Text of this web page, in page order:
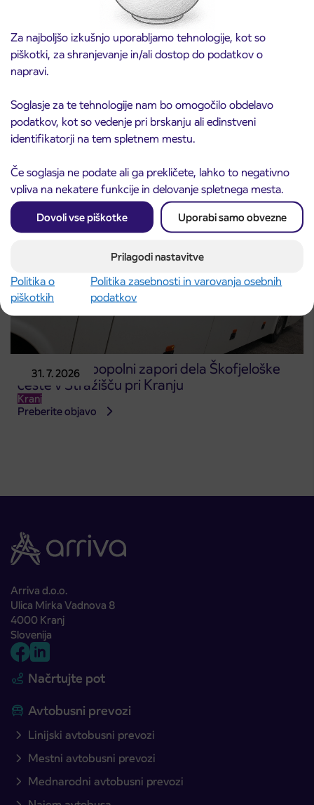
Za najboljšo izkušnjo uporabljamo tehnologije, kot so
piškotki, za shranjevanje in/ali dostop do podatkov o
napravi.
Soglasje za te tehnologije nam bo omogočilo obdelavo
podatkov, kot so vedenje pri brskanju ali edinstveni
identifikatorji na tem spletnem mestu.
Če soglasja ne podate ali ga prekličete, lahko to negativno
vpliva na nekatere funkcije in delovanje spletnega mesta.
Dovoli vse piškotke Uporabi samo obvezne
Prilagodi nastavitve
Politika o
piškotkih
Politika zasebnosti in varovanja osebnih
podatkov
3. 8. 2026
Obvestilo o popolni zapori ceste
ČEŠNJEVEK – TRATA
Kranj
31. 7. 2026
Obvestilo o popolni zapori dela Škofjeloške
ceste v Stražišču pri Kranju
Kranj
Preberite objavo
Arriva d.o.o.
Ulica Mirka Vadnova 8
4000 Kranj
Slovenija
Načrtujte pot
Avtobusni prevozi
Linijski avtobusni prevozi
Mestni avtobusni prevozi
Mednarodni avtobusni prevozi